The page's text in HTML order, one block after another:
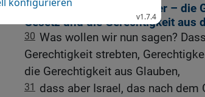
Israel und die Heidenvölker – die
Gesetz und die Gerechtigkeit aus
30 Was wollen wir nun sagen?
Gerechtigkeit strebten,
die Gerechtigkeit aus Glauben,
31 dass aber Israel, das nach dem